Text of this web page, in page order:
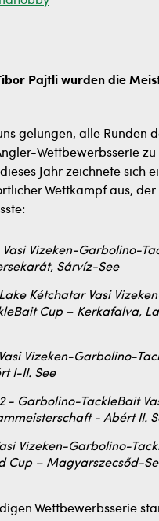
Pajtli wurden die
gelungen, alle Runden
Wettbewerbsserie zu
Jahr zeichnete sich
Wettkampf aus,
Vasi Vizeken-Garbolino-
Sárvíz-See
Kétchatar Vasi
Cup – Kerkafalva,
Vizeken-Garbolino-
I-II. See
- Garbolino-TackleBait
- Abért II.
Vizeken-Garbolino-
Cup – Magyarszecsőd-
Wettbewerbsserie